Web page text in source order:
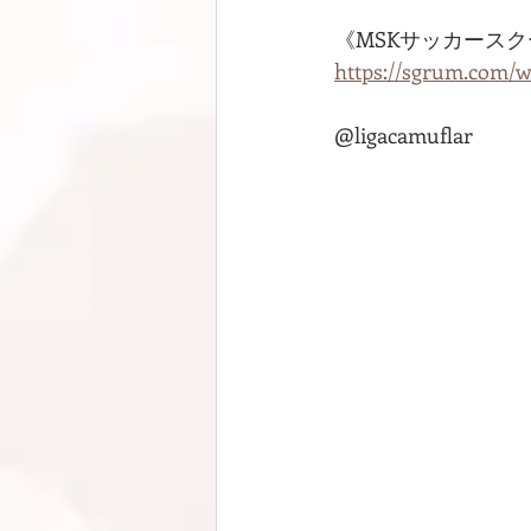
《MSKサッカース
https://sgrum.com/
@ligacamuflar